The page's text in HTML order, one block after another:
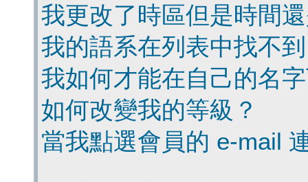
我更改了時區但是時間
我的語系在列表中找不
我如何才能在自己的名
如何改變我的等級？
當我點選會員的 e-mail